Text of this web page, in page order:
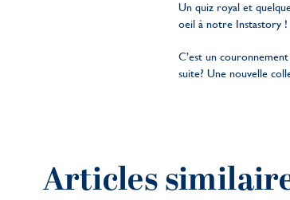
Un quiz royal et
oeil à notre Instastory !
C’est un
suite? Une nouvelle
Articles